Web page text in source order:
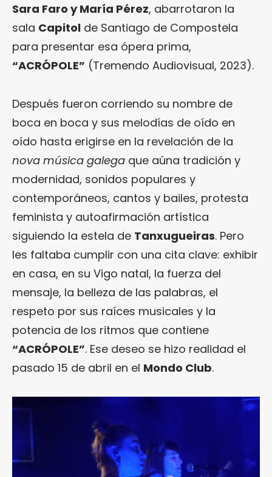
Sara Faro y María Pérez, abarrotaron la
sala Capitol de Santiago de Compostela
para presentar esa ópera prima,
“ACRÓPOLE” (Tremendo Audiovisual, 2023).
Después fueron corriendo su nombre de
boca en boca y sus melodías de oído en
oído hasta erigirse en la revelación de la
nova música galega que aúna tradición y
modernidad, sonidos populares y
contemporáneos, cantos y bailes, protesta
feminista y autoafirmación artística
siguiendo la estela de Tanxugueiras. Pero
les faltaba cumplir con una cita clave: exhibir
en casa, en su Vigo natal, la fuerza del
mensaje, la belleza de las palabras, el
respeto por sus raíces musicales y la
potencia de los ritmos que contiene
“ACRÓPOLE”. Ese deseo se hizo realidad el
pasado 15 de abril en el Mondo Club.